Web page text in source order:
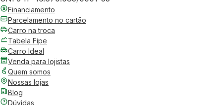
Financiamento
Parcelamento no cartão
Carro na troca
Tabela Fipe
Carro Ideal
Venda para lojistas
Quem somos
Nossas lojas
Blog
Dúvidas